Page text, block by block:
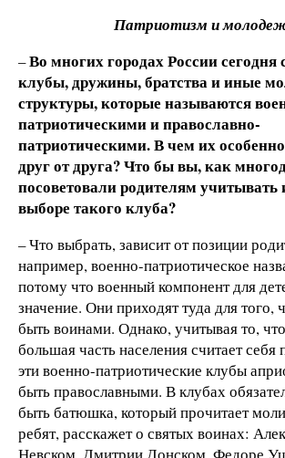
Патриотизм и
–Во многих городах России сегодня
клубы, дружины, братства и иные
структуры, которые называются
патриотическими и православно-
патриотическими. В чем их
друг от друга? Что бы вы, как
посоветовали родителям учитывать
выборе такого клуба?
– Что выбрать, зависит от позиции
например, военно-патриотическое
потому что военный компонент для
значение. Они приходят туда для того,
быть воинами. Однако, учитывая то,
большая часть населения считает
эти военно-патриотические клубы
быть православными. В клубах
быть батюшка, который прочитает
ребят, расскажет о святых воинах:
Невском, Дмитрии Донском, Федоре